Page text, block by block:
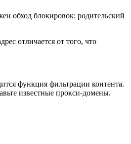
обход блокировок: родительский
отличается от того, что
функция фильтрации контента.
известные прокси-домены.